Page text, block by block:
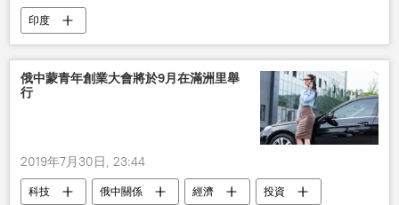
印度
俄中蒙青年創業大會將於9月在滿洲里舉
行
2019年7月30日, 23:44
科技 俄中關係 經濟 投資